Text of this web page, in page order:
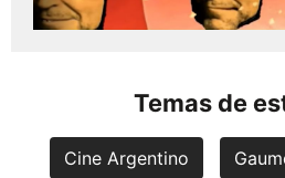
Temas de
Cine Argentino